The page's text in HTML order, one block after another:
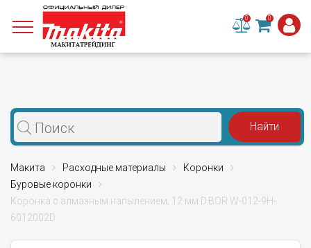
0 0
Макита Расходные материалы
Коронки
Буровые коронки
Коронка с алмазным напылением, 12 мм D.BOR W-012-9H-
6012002D